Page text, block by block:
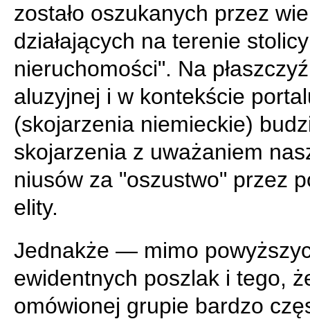
zostało oszukanych przez
działających na terenie
nieruchomości". Na
aluzyjnej i w kontekście
(skojarzenia niemieckie)
skojarzenia z uważaniem
niusów za "oszustwo" przez
elity.
Jednakże — mimo
ewidentnych poszlak i tego,
omówionej grupie bardzo